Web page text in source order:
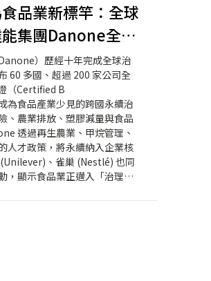
品業新標竿：全球
集團Danone全面
證 ）歷經十年完成全球治
60 多國、超過 200 家公司全
（Certified B
食品產業少見的跨國永續治
、農業排放、塑膠減量與食品
透過再生農業、甲烷管理、
人才政策，將永續納入企業核
、雀巢 (Nestlé) 也同
，顯示食品業正邁入「治理競